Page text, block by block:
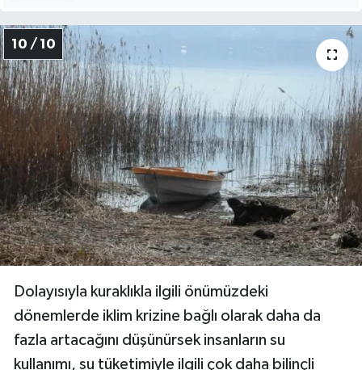
10 / 10
Dolayısıyla kuraklıkla ilgili önümüzdeki
dönemlerde iklim krizine bağlı olarak daha da
fazla artacağını düşünürsek insanların su
kullanımı, su tüketimiyle ilgili çok daha bilinçli